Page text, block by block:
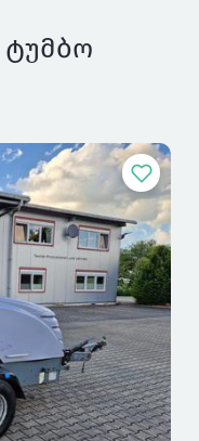
ტუმბო